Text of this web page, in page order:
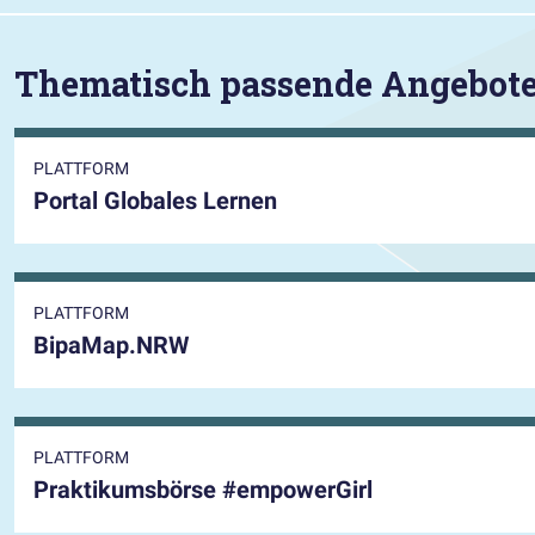
Thematisch passende
PLATTFORM
Portal Globales Lernen
PLATTFORM
BipaMap.NRW
PLATTFORM
Praktikumsbörse #empowerGirl